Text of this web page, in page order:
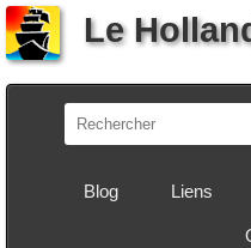
Le
Blog Liens